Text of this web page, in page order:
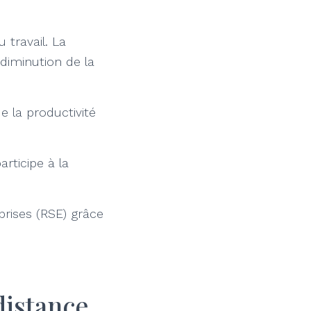
travail. La
de la
la productivité
à la
(RSE) grâce